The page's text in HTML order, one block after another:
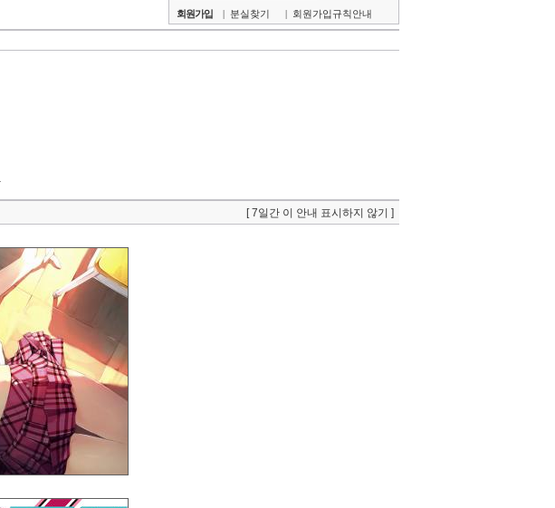
회원가입 | 분실찾기 | 회원가입규칙안내
[ 7일간 이 안내 표시하지 않기 ]